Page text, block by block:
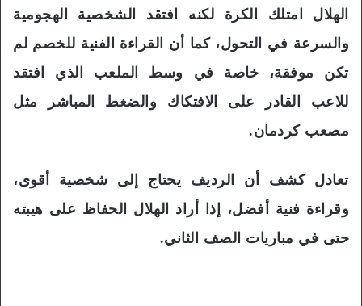
الهلال امتلك الكرة لكنه افتقد الشخصية الهجومية
والسرعة في التحول، كما أن القراءة الفنية للخصم لم
تكن موفقة، خاصة في وسط الملعب الذي افتقد
للاعب القادر على الافتكاك والضغط المباشر مثل
مصعب كردمان.
تعادل كشف أن الرديف يحتاج إلى شخصية أقوى،
وقراءة فنية أفضل، إذا أراد الهلال الحفاظ على هيبته
حتى في مباريات الصف الثاني.